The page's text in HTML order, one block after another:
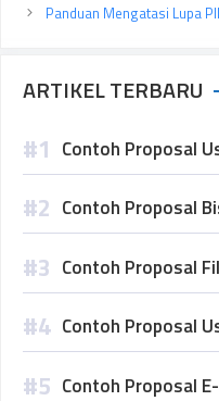
Panduan Mengatasi Lupa
ARTIKEL TERBARU
Contoh Proposal
Contoh Proposal
Contoh Proposal
Contoh Proposal
Contoh Proposal